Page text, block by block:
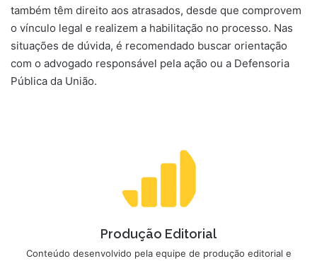
também têm direito aos atrasados, desde que comprovem
o vínculo legal e realizem a habilitação no processo. Nas
situações de dúvida, é recomendado buscar orientação
com o advogado responsável pela ação ou a Defensoria
Pública da União.
Produção Editorial
Conteúdo desenvolvido pela equipe de produção editorial e